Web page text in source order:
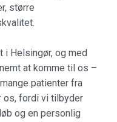
større
i Helsingør, og med
at komme til os –
patienter fra
os, fordi vi tilbyder
og en personlig